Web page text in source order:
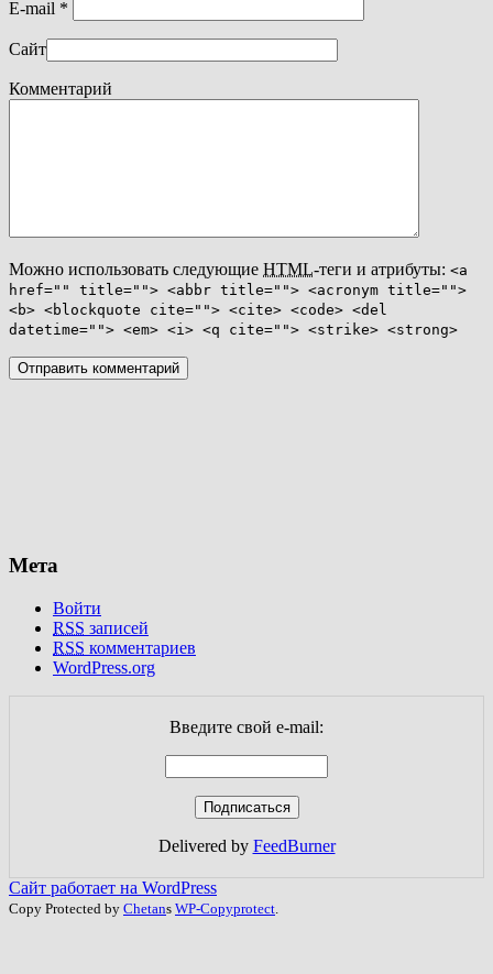
E-mail *
Сайт
Комментарий
Можно использовать следующие HTML-теги и атрибуты: <a
href="" title=""> <abbr title=""> <acronym title="">
<b> <blockquote cite=""> <cite> <code> <del
datetime=""> <em> <i> <q cite=""> <strike> <strong>
Мета
Войти
RSS записей
RSS комментариев
WordPress.org
Введите свой e-mail:
Delivered by FeedBurner
Сайт работает на WordPress
Copy Protected by Chetans WP-Copyprotect.